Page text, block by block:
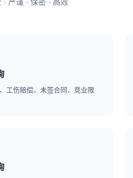
· 严谨 · 保密 · 高效
工伤赔偿、未签合同、竞业限